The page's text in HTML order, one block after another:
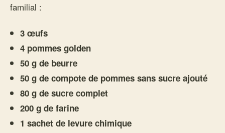
familial :
3 œufs
4 pommes golden
50 g de beurre
50 g de compote de pommes sans sucre ajouté
80 g de sucre complet
200 g de farine
1 sachet de levure chimique